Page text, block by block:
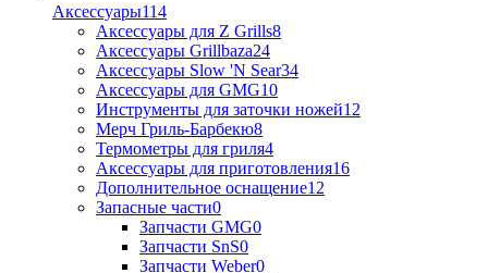
Аксессуары114
Аксессуары для Z Grills8
Аксессуары Grillbaza24
Аксессуары Slow 'N Sear34
Аксессуары для GMG10
Инструменты для заточки ножей12
Мерч Гриль-Барбекю8
Термометры для гриля4
Аксессуары для приготовления16
Дополнительное оснащение12
Запасные части0
Запчасти GMG0
Запчасти SnS0
Запчасти Weber0